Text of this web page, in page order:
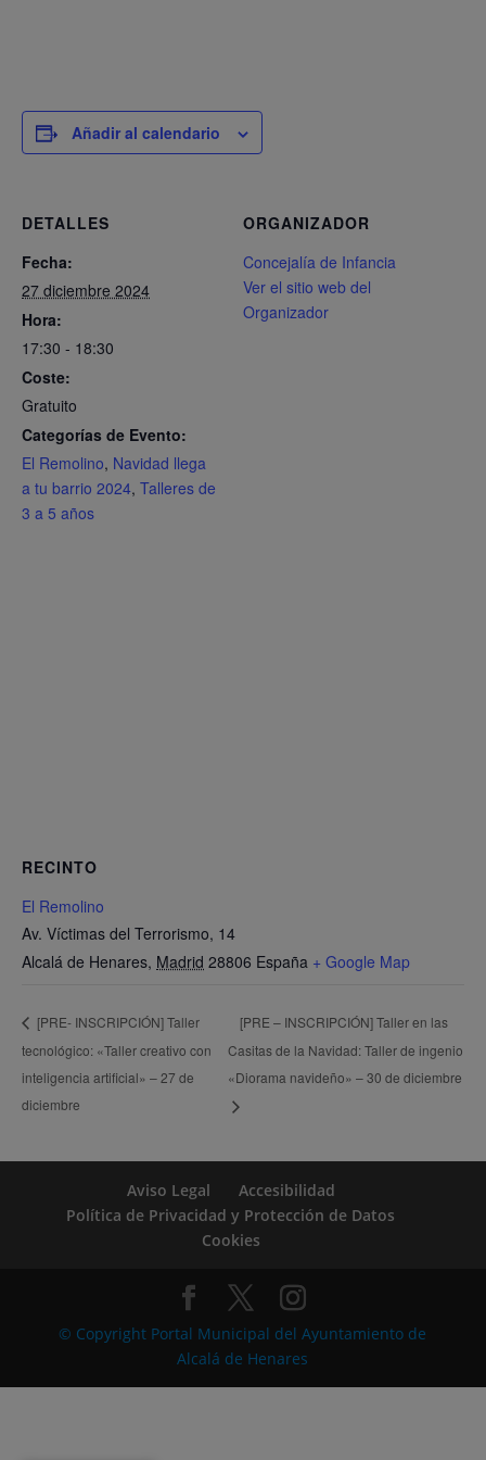
Añadir al calendario
DETALLES
Fecha:
27 diciembre 2024
Hora:
17:30 - 18:30
Coste:
Gratuito
Categorías de Evento:
El Remolino, Navidad llega
a tu barrio 2024, Talleres de
3 a 5 años
ORGANIZADOR
Concejalía de Infancia
Ver el sitio web del
Organizador
RECINTO
El Remolino
Av. Víctimas del Terrorismo, 14
Alcalá de Henares, Madrid 28806 España + Google Map
[PRE- INSCRIPCIÓN] Taller
tecnológico: «Taller creativo con
inteligencia artificial» – 27 de
diciembre
[PRE – INSCRIPCIÓN] Taller en las
Casitas de la Navidad: Taller de ingenio
«Diorama navideño» – 30 de diciembre
Aviso Legal
Accesibilidad
Política de Privacidad y Protección de Datos
Cookies
© Copyright Portal Municipal del Ayuntamiento de
Alcalá de Henares